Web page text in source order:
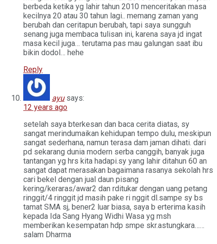
berbeda ketika yg lahir tahun 2010 menceritakan masa
kecilnya 20 atau 30 tahun lagi.. memang zaman yang
berubah dan ceritapun berubah, tapi saya sungguh
senang juga membaca tulisan ini, karena saya jd ingat
masa kecil juga… terutama pas mau galungan saat ibu
bikin dodol… hehe
Reply
ayu says:
12 years ago
setelah saya bterkesan dan baca cerita diatas, sy
sangat merindumaikan kehidupan tempo dulu, meskipun
sangat sederhana, namun terasa dam jaman dihati. dari
pd sekarang dunia modern serba canggih, banyak juga
tantangan yg hrs kita hadapi.sy yang lahir ditahun 60 an
sangat dapat merasakan bagaimana rasanya sekolah hrs
cari bekel dengan jual daun pisang
kering/keraras/awar2 dan rditukar dengan uang petang
ringgit/4 ringgit jd masih pake ri nggit dl.sampe sy bs
tamat SMA sj, bener2 luar biasa, saya b erterima kasih
kepada Ida Sang Hyang Widhi Wasa yg msh
memberikan kesempatan hdp smpe skr.astungkara……
salam Dharma